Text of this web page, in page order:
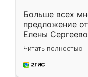
Больше всех
предложение
Елены
короткие
для замера
предложил по
Читать полностью